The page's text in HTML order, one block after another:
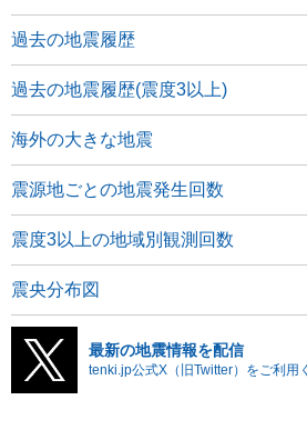
過去の地震履歴
過去の地震履歴(震度3以上)
海外の大きな地震
震源地ごとの地震発生回数
震度3以上の地域別観測回数
震央分布図
最新の地震情報を配信
tenki.jp公式X（旧Twitter）をご利用